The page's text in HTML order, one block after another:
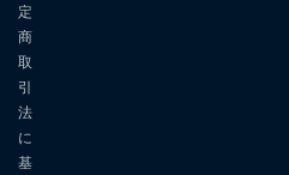
定
商
取
引
法
に
基